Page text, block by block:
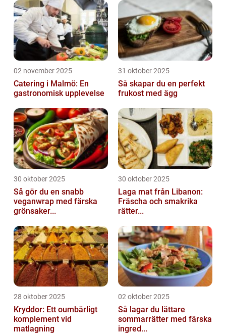
02 november 2025
Catering i Malmö: En
gastronomisk upplevelse
31 oktober 2025
Så skapar du en perfekt
frukost med ägg
30 oktober 2025
Så gör du en snabb
veganwrap med färska
grönsaker...
30 oktober 2025
Laga mat från Libanon:
Fräscha och smakrika
rätter...
28 oktober 2025
Kryddor: Ett oumbärligt
komplement vid
matlagning
02 oktober 2025
Så lagar du lättare
sommarrätter med färska
ingred...